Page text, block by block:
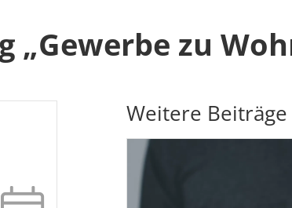
„Gewerbe zu
Weitere